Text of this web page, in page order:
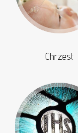
Chrzest